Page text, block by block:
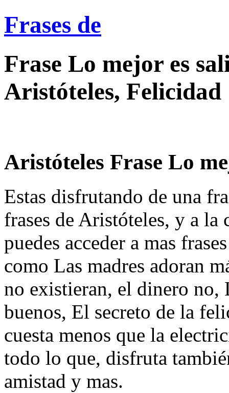
Frases de
Frase Lo mejor es
Aristóteles, Felicidad
Aristóteles Frase Lo
Estas disfrutando de una
frases de Aristóteles, y a la
puedes acceder a mas
como Las madres adoran
no existieran, el dinero no,
buenos, El secreto de la
cuesta menos que la
todo lo que, disfruta
amistad y mas.